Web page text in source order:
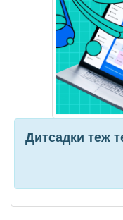
Дитсадки теж